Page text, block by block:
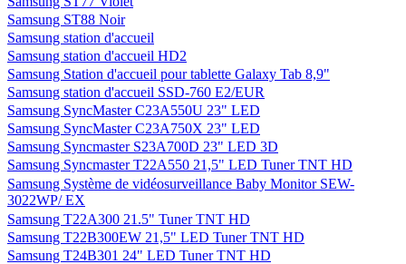
Samsung ST88 Noir
Samsung station d'accueil
Samsung station d'accueil HD2
Samsung Station d'accueil pour tablette Galaxy Tab 8,9"
Samsung station d'accueil SSD-760 E2/EUR
Samsung SyncMaster C23A550U 23" LED
Samsung SyncMaster C23A750X 23" LED
Samsung Syncmaster S23A700D 23" LED 3D
Samsung Syncmaster T22A550 21,5" LED Tuner TNT HD
Samsung Système de vidéosurveillance Baby Monitor SEW-
3022WP/ EX
Samsung T22A300 21.5" Tuner TNT HD
Samsung T22B300EW 21,5" LED Tuner TNT HD
Samsung T24B301 24" LED Tuner TNT HD